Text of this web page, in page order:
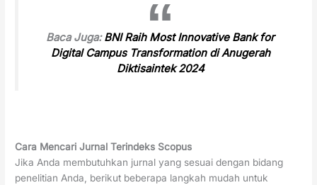
Baca Juga:BNI Raih Most Innovative Bank for
Digital Campus Transformation di Anugerah
Diktisaintek 2024
Cara Mencari Jurnal Terindeks Scopus
Jika Anda membutuhkan jurnal yang sesuai dengan bidang
penelitian Anda, berikut beberapa langkah mudah untuk